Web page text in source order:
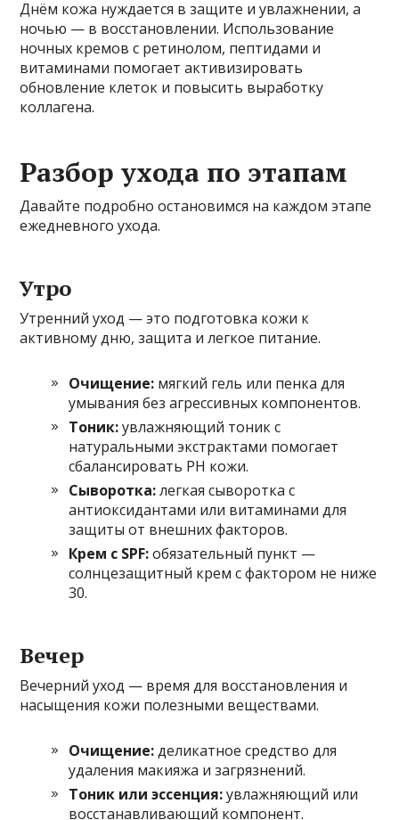
Днём кожа нуждается в защите и увлажнении, а
ночью — в восстановлении. Использование
ночных кремов с ретинолом, пептидами и
витаминами помогает активизировать
обновление клеток и повысить выработку
коллагена.
Разбор ухода по этапам
Давайте подробно остановимся на каждом этапе
ежедневного ухода.
Утро
Утренний уход — это подготовка кожи к
активному дню, защита и легкое питание.
Очищение: мягкий гель или пенка для
умывания без агрессивных компонентов.
Тоник:увлажняющий тоник с
натуральными экстрактами помогает
сбалансировать PH кожи.
Сыворотка:легкая сыворотка с
антиоксидантами или витаминами для
защиты от внешних факторов.
Крем с SPF:обязательный пункт —
солнцезащитный крем с фактором не ниже
30.
Вечер
Вечерний уход — время для восстановления и
насыщения кожи полезными веществами.
Очищение:деликатное средство для
удаления макияжа и загрязнений.
Тоник или эссенция:увлажняющий или
восстанавливающий компонент.